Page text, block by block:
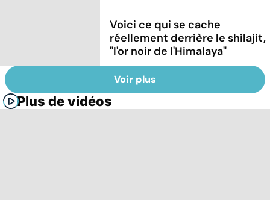
Voici ce qui se cache
réellement derrière le shilajit,
"l'or noir de l'Himalaya"
Voir plus
Plus de vidéos